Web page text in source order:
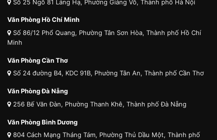
Số 25 Ngõ 81 Láng Hạ, Phường Giảng Võ, Thành phố Hà Nội
Văn Phòng Hồ Chí Minh
Số 86/12 Phổ Quang, Phường Tân Sơn Hòa, Thành phố Hồ Chí
Minh
Văn Phòng Cần Thơ
Số 24 đường B4, KDC 91B, Phường Tân An, Thành phố Cần Thơ
Văn Phòng Đà Nẵng
256 Bế Văn Đàn, Phường Thanh Khê, Thành phố Đà Nẵng
Văn Phòng Bình Dương
804 Cách Mạng Tháng Tám, Phường Thủ Dầu Một, Thành phố